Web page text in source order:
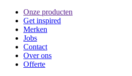
Onze producten
Get inspired
Merken
Jobs
Contact
Over ons
Offerte